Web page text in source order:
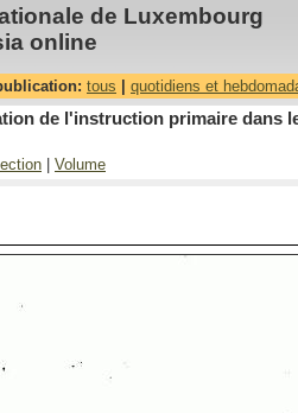
de Luxembourg
online
tous quotidiens et
de l'instruction primaire dans
Volume